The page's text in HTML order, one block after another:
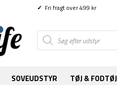
✓ Fri fragt over 499 kr
Products
search
SOVEUDSTYR TØJ & FODTØJ